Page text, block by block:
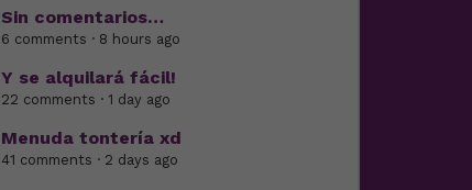
Sin comentarios…
6 comments · 8 hours ago
Y se alquilará fácil!
22 comments · 1 day ago
Menuda tontería xd
41 comments · 2 days ago